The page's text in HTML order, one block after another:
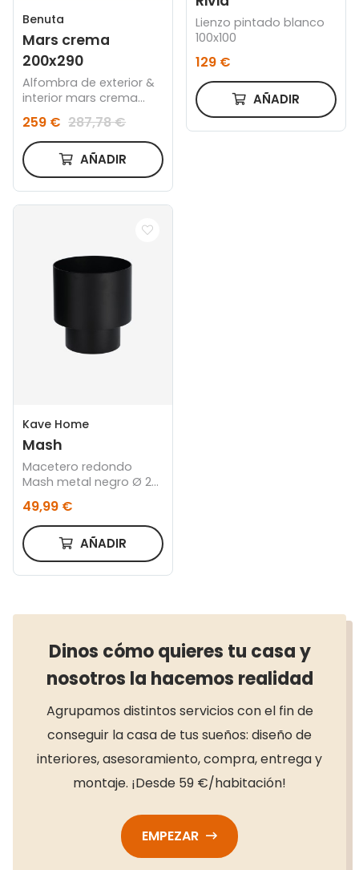
Benuta
Mars crema
200x290
Alfombra de exterior &
interior mars crema
200x290
259 € 287,78 €
AÑADIR
Lienzo pintado blanco
100x100
129 €
AÑADIR
Kave Home
Mash
Macetero redondo
Mash metal negro Ø 28
49,99 €
AÑADIR
Dinos cómo quieres tu casa y
nosotros la hacemos realidad
Agrupamos distintos servicios con el fin de
conseguir la casa de tus sueños: diseño de
interiores, asesoramiento, compra, entrega y
montaje. ¡Desde 59 €/habitación!
EMPEZAR